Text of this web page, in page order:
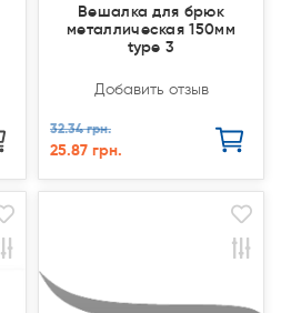
Вешалка для брюк
металлическая 150мм
type 3
Добавить отзыв
32.34 грн.
25.87 грн.